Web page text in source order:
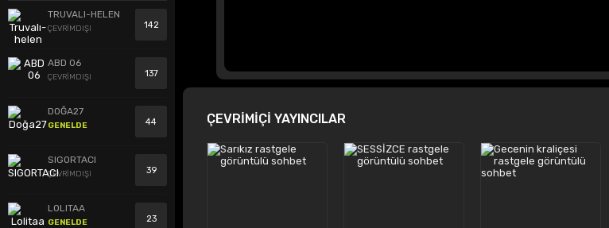
TRUVALI-HELEN
ÇEVRİMDIŞI 142
ABD 06
ÇEVRİMDIŞI 137
DOĞA27
GENELDE 44
SIGORTACI
ÇEVRİMDIŞI 39
LOLITAA
GENELDE 23
ÇEVRİMİÇİ YAYINCILAR